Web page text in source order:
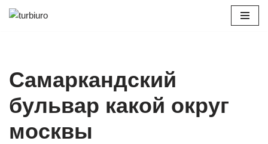
Самаркандский
бульвар какой округ
москвы